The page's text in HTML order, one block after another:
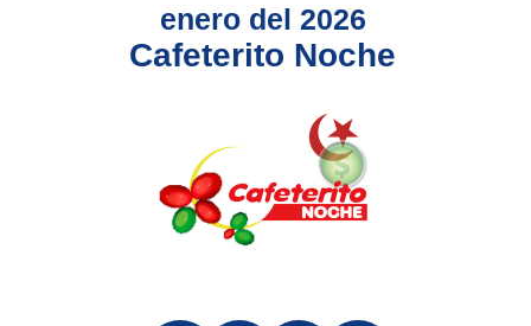
enero del 2026
Cafeterito Noche